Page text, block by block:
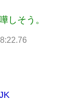
しそう。